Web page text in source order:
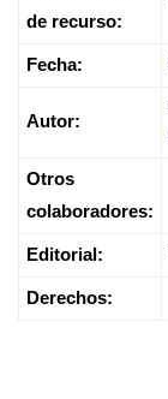
de recurso:
Fecha:
Autor:
Otros
colaboradores:
Editorial:
Derechos: